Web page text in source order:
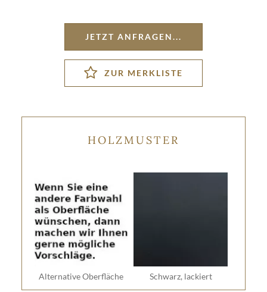
JETZT ANFRAGEN...
HOLZMUSTER
Alternative Oberfläche Schwarz, lackiert